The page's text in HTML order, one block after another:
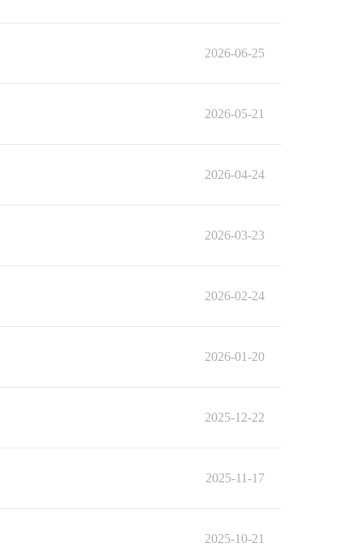
2026-06-25
2026-05-21
2026-04-24
2026-03-23
2026-02-24
2026-01-20
2025-12-22
2025-11-17
2025-10-21